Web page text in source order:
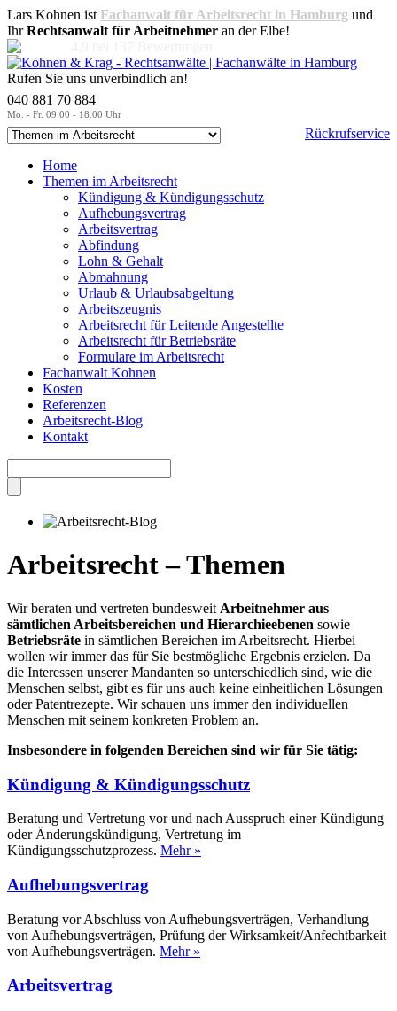
Lars Kohnen ist Fachanwalt für Arbeitsrecht in Hamburg und
IhrRechtsanwalt für Arbeitnehmer an der Elbe!
Rufen Sie uns unverbindlich an!
040 881 70 884
Mo. - Fr. 09.00 - 18.00 Uhr
Rückrufservice
Home
Themen im Arbeitsrecht
Kündigung & Kündigungsschutz
Aufhebungsvertrag
Arbeitsvertrag
Abfindung
Lohn & Gehalt
Abmahnung
Urlaub & Urlaubsabgeltung
Arbeitszeugnis
Arbeitsrecht für Leitende Angestellte
Arbeitsrecht für Betriebsräte
Formulare im Arbeitsrecht
Fachanwalt Kohnen
Kosten
Referenzen
Arbeitsrecht-Blog
Kontakt
Arbeitsrecht – Themen
Wir beraten und vertreten bundesweit Arbeitnehmer aus
sämtlichen Arbeitsbereichen und Hierarchieebenen sowie
Betriebsräte in sämtlichen Bereichen im Arbeitsrecht. Hierbei
wollen wir immer das für Sie bestmögliche Ergebnis erzielen. Da
die Interessen unserer Mandanten so unterschiedlich sind, wie die
Menschen selbst, gibt es für uns auch keine einheitlichen Lösungen
oder Patentrezepte. Wir schauen uns immer den individuellen
Menschen mit seinem konkreten Problem an.
Insbesondere in folgenden Bereichen sind wir für Sie tätig:
Kündigung & Kündigungsschutz
Beratung und Vertretung vor und nach Ausspruch einer Kündigung
oder Änderungskündigung, Vertretung im
Kündigungsschutzprozess. Mehr »
Aufhebungsvertrag
Beratung vor Abschluss von Aufhebungsverträgen, Verhandlung
von Aufhebungsverträgen, Prüfung der Wirksamkeit/Anfechtbarkeit
von Aufhebungsverträgen. Mehr »
Arbeitsvertrag